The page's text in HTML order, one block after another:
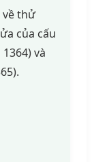
về thử
của cấu
và